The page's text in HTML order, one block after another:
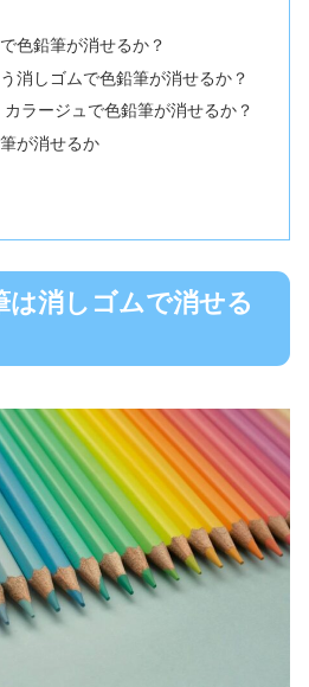
色鉛筆が消せるか？
消しゴムで色鉛筆が消せるか？
ラージュで色鉛筆が消せるか？
が消せるか
は消しゴムで消せる